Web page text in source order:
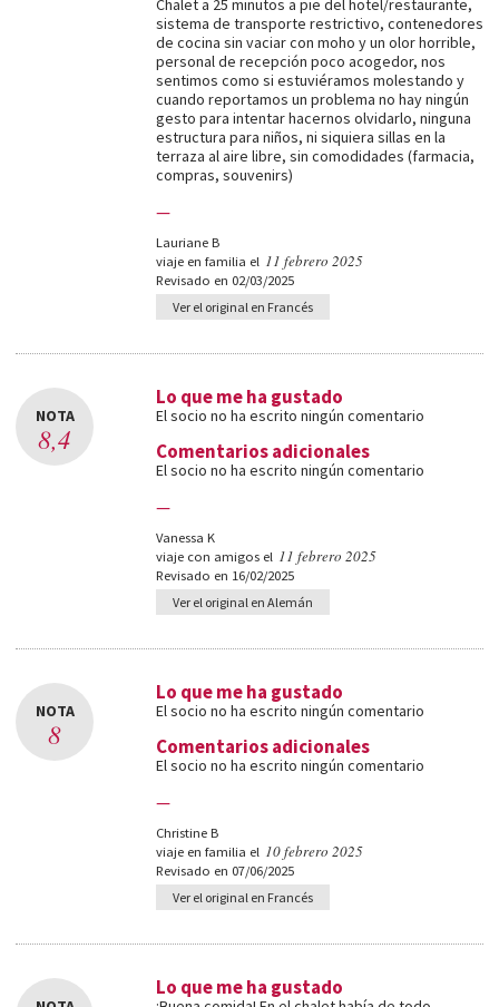
Chalet a 25 minutos a pie del hotel/restaurante,
sistema de transporte restrictivo, contenedores
de cocina sin vaciar con moho y un olor horrible,
personal de recepción poco acogedor, nos
sentimos como si estuviéramos molestando y
cuando reportamos un problema no hay ningún
gesto para intentar hacernos olvidarlo, ninguna
estructura para niños, ni siquiera sillas en la
terraza al aire libre, sin comodidades (farmacia,
compras, souvenirs)
—
Lauriane B
viaje en familia el 11 febrero 2025
Revisado en 02/03/2025
Ver el original en Francés
NOTA
8,4
Lo que me ha gustado
El socio no ha escrito ningún comentario
Comentarios adicionales
El socio no ha escrito ningún comentario
—
Vanessa K
viaje con amigos el 11 febrero 2025
Revisado en 16/02/2025
Ver el original en Alemán
NOTA
8
Lo que me ha gustado
El socio no ha escrito ningún comentario
Comentarios adicionales
El socio no ha escrito ningún comentario
—
Christine B
viaje en familia el 10 febrero 2025
Revisado en 07/06/2025
Ver el original en Francés
Lo que me ha gustado